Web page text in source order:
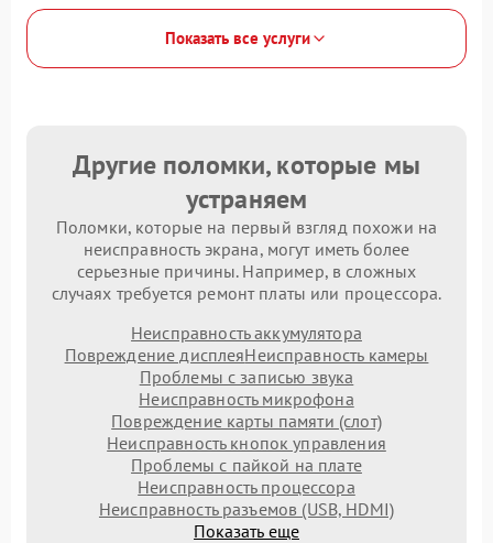
Показать все услуги
Другие поломки, которые мы
устраняем
Поломки, которые на первый взгляд похожи на
неисправность экрана, могут иметь более
серьезные причины. Например, в сложных
случаях требуется ремонт платы или процессора.
Неисправность аккумулятора
Повреждение дисплеяНеисправность камеры
Проблемы с записью звука
Неисправность микрофона
Повреждение карты памяти (слот)
Неисправность кнопок управления
Проблемы с пайкой на плате
Неисправность процессора
Неисправность разъемов (USB, HDMI)
Показать еще